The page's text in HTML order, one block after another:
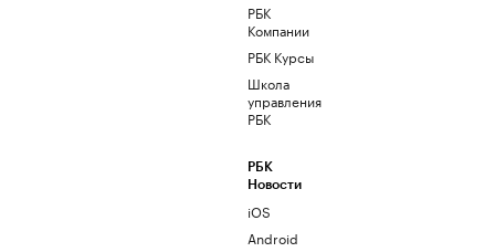
РБК
Компании
РБК Курсы
Школа
управления
РБК
РБК
Новости
iOS
Android